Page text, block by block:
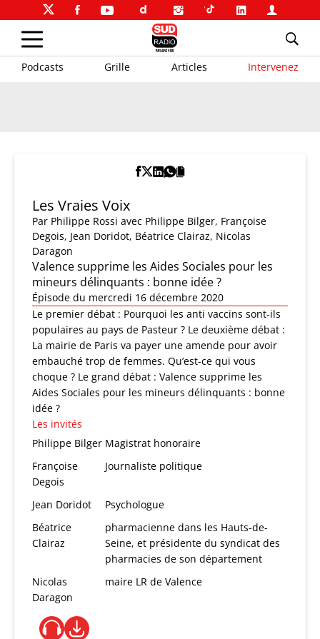
Podcasts Grille Articles Intervenez
Les Vraies Voix
Par Philippe Rossi avec Philippe Bilger, Françoise
Degois, Jean Doridot, Béatrice Clairaz, Nicolas
Daragon
Valence supprime les Aides Sociales pour les
mineurs délinquants : bonne idée ?
Épisode du mercredi 16 décembre 2020
Le premier débat : Pourquoi les anti vaccins sont-ils
populaires au pays de Pasteur ? Le deuxième débat :
La mairie de Paris va payer une amende pour avoir
embauché trop de femmes. Qu’est-ce qui vous
choque ? Le grand débat : Valence supprime les
Aides Sociales pour les mineurs délinquants : bonne
idée ?
Les invités
Philippe Bilger Magistrat honoraire
Françoise
Degois
Journaliste politique
Jean Doridot
Psychologue
Béatrice
Clairaz
pharmacienne dans les Hauts-de-
Seine, et présidente du syndicat des
pharmacies de son département
Nicolas
Daragon
maire LR de Valence